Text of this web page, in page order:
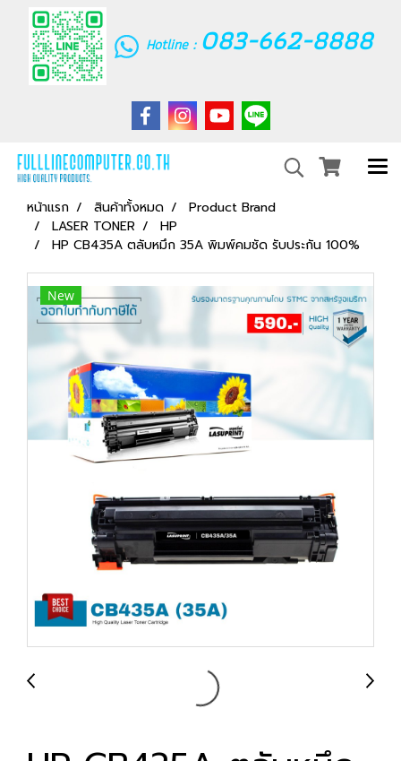
Hotline : 083-662-8888
หน้าแรก สินค้าทั้งหมด
Product Brand
LASER TONER
HP
HP CB435A ตลับหมึก 35A พิมพ์คมชัด รับประกัน 100%
New